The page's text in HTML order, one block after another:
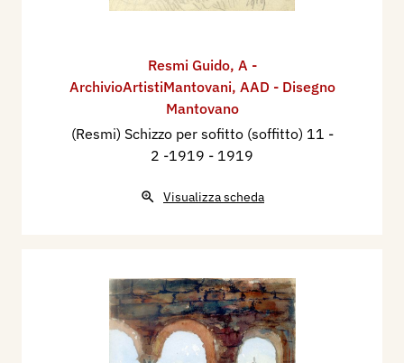
Resmi Guido, A -
ArchivioArtistiMantovani, AAD - Disegno
Mantovano
(Resmi) Schizzo per sofitto (soffitto) 11 -
2 -1919 - 1919
Visualizza scheda